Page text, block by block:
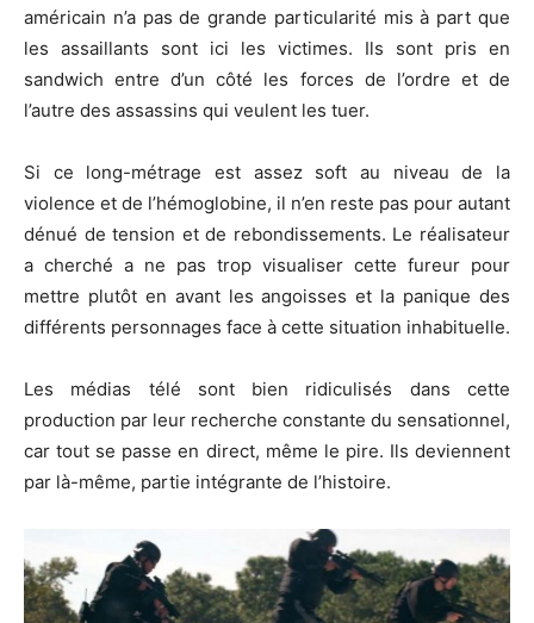
américain n’a pas de grande particularité mis à part que
les assaillants sont ici les victimes. Ils sont pris en
sandwich entre d’un côté les forces de l’ordre et de
l’autre des assassins qui veulent les tuer.
Si ce long-métrage est assez soft au niveau de la
violence et de l’hémoglobine, il n’en reste pas pour autant
dénué de tension et de rebondissements. Le réalisateur
a cherché a ne pas trop visualiser cette fureur pour
mettre plutôt en avant les angoisses et la panique des
différents personnages face à cette situation inhabituelle.
Les médias télé sont bien ridiculisés dans cette
production par leur recherche constante du sensationnel,
car tout se passe en direct, même le pire. Ilsdeviennent
par là-même, partie intégrante de l’histoire.